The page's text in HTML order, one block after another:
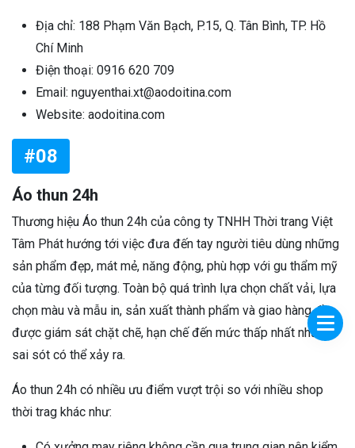
Địa chỉ: 188 Phạm Văn Bạch, P.15, Q. Tân Bình, TP. Hồ
Chí Minh
Điện thoại: 0916 620 709
Email: nguyenthai.xt@aodoitina.com
Website: aodoitina.com
#08
Áo thun 24h
Thương hiệu Áo thun 24h của công ty TNHH Thời trang Việt
Tâm Phát hướng tới việc đưa đến tay người tiêu dùng những
sản phẩm đẹp, mát mẻ, năng động, phù hợp với gu thẩm mỹ
của từng đối tượng. Toàn bộ quá trình lựa chọn chất vải, lựa
chọn màu và mẫu in, sản xuất thành phẩm và giao hàng đều
được giám sát chặt chẽ, hạn chế đến mức thấp nhất những
sai sót có thể xảy ra.
Áo thun 24h có nhiều ưu điểm vượt trội so với nhiều shop
thời trag khác như: